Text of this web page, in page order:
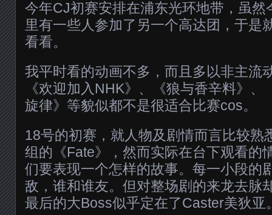
今年CJ初赛安排在浦东光环地带，虽然
里有一些人参加了另一个高达团，于是
看看。
我平时看的动画不多，而且多以非主流
《欢迎加入NHK》、《狼与香辛料》
旋律》等貌似都不是很适合比赛cos。
18号的初赛，就人物及剧情而言比较熟
组的《Fate》，然而实际在台下观看的
们要表现一个怎样的故事。每一小段的
敌，谁和谁友。但对整场剧的来龙去脉
最后的大Boss似乎定在了Caster美狄亚